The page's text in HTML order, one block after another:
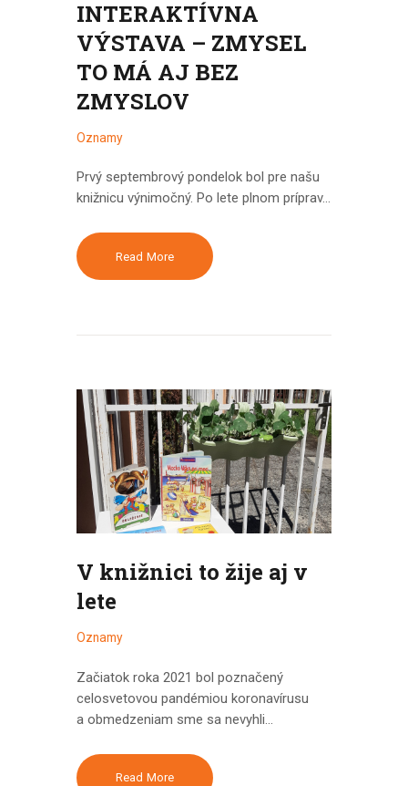
INTERAKTÍVNA
VÝSTAVA – ZMYSEL
TO MÁ AJ BEZ
ZMYSLOV
Oznamy
Prvý septembrový pondelok bol pre našu
knižnicu výnimočný. Po lete plnom príprav…
Read More
V knižnici to žije aj v
lete
Oznamy
Začiatok roka 2021 bol poznačený
celosvetovou pandémiou koronavírusu
a obmedzeniam sme sa nevyhli…
Read More